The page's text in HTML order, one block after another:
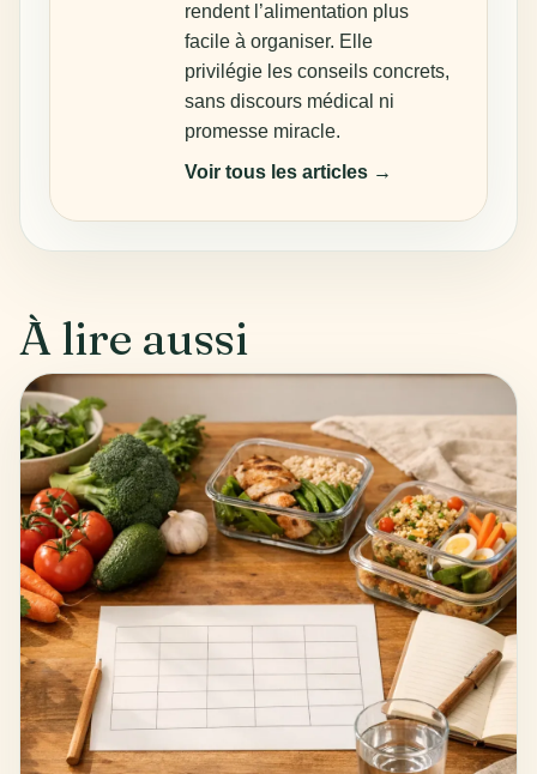
rendent l’alimentation plus
facile à organiser. Elle
privilégie les conseils concrets,
sans discours médical ni
promesse miracle.
Voir tous les articles →
À lire aussi